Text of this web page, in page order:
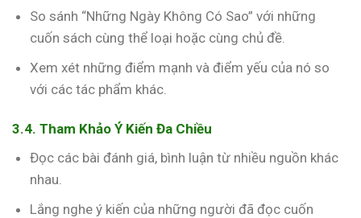
So sánh “Những Ngày Không Có Sao” với những
cuốn sách cùng thể loại hoặc cùng chủ đề.
Xem xét những điểm mạnh và điểm yếu của nó so
với các tác phẩm khác.
3.4. Tham Khảo Ý Kiến Đa Chiều
Đọc các bài đánh giá, bình luận từ nhiều nguồn khác
nhau.
Lắng nghe ý kiến của những người đã đọc cuốn